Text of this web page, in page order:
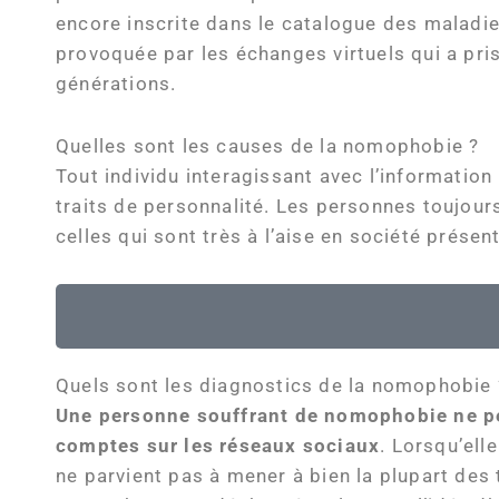
encore inscrite dans le catalogue des
provoquée par les échanges virtuels qui a
générations.
Quelles sont les causes de la nomophobie ?
Tout individu interagissant avec
traits de personnalité. Les personnes
celles qui sont très à l’aise en société
Quels sont les diagnostics de la nomophobie
Une personne souffrant de nomophobie ne
comptes sur les réseaux sociaux.
ne parvient pas à mener à bien la plupart